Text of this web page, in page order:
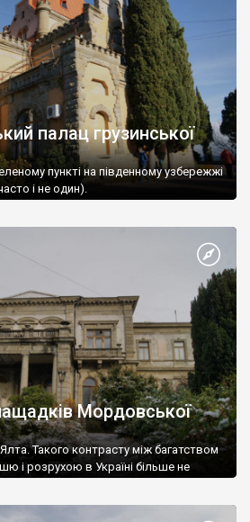
палац грузинської
пункті на південному узбережжі
і не один).
Мордовської
Такого контрасту між багатством
і розрухою в Україні більше не